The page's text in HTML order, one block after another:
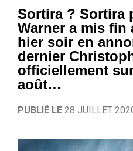
Sortira ? Sortira
Warner a mis fin
hier soir en
dernier
officiellement
août…
PUBLIÉ LE 28 JUILLET